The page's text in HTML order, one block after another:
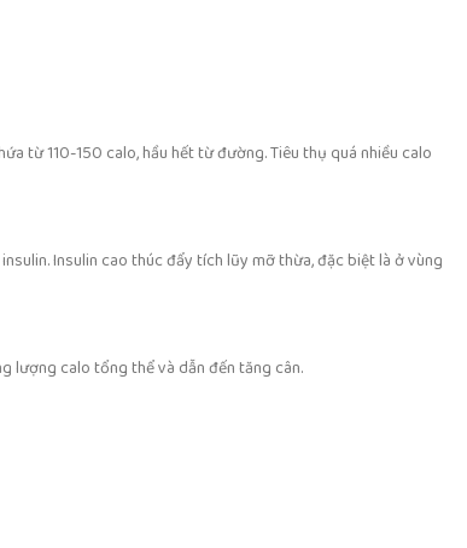
từ 110-150 calo, hầu hết từ đường. Tiêu thụ quá nhiều calo
Insulin cao thúc đẩy tích lũy mỡ thừa, đặc biệt là ở vùng
lượng calo tổng thể và dẫn đến tăng cân.